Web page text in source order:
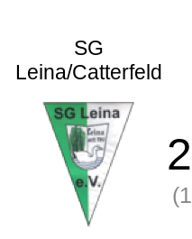
SG
Leina/Catterfeld
2
(1